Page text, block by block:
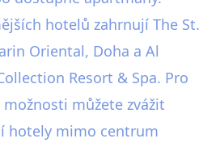
hotelů zahrnují The St.
Oriental, Doha a Al
Resort & Spa. Pro
můžete zvážit
hotely mimo centrum